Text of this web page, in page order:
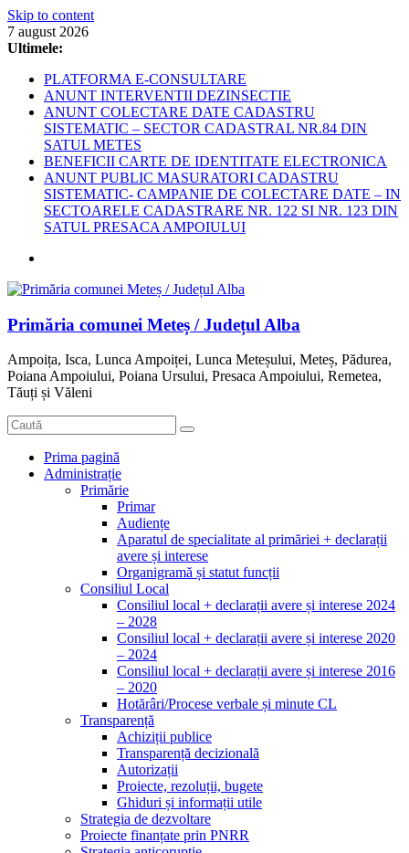
Skip to content
7 august 2026
Ultimele:
PLATFORMA E-CONSULTARE
ANUNT INTERVENTII DEZINSECTIE
ANUNT COLECTARE DATE CADASTRU
SISTEMATIC – SECTOR CADASTRAL NR.84 DIN
SATUL METES
BENEFICII CARTE DE IDENTITATE ELECTRONICA
ANUNT PUBLIC MASURATORI CADASTRU
SISTEMATIC- CAMPANIE DE COLECTARE DATE – IN
SECTOARELE CADASTRARE NR. 122 SI NR. 123 DIN
SATUL PRESACA AMPOIULUI
Primăria comunei Meteș / Județul Alba
Ampoița, Isca, Lunca Ampoiței, Lunca Meteșului, Meteș, Pădurea,
Poiana Ampoiului, Poiana Ursului, Presaca Ampoiului, Remetea,
Tăuți și Văleni
Prima pagină
Administrație
Primărie
Primar
Audiențe
Aparatul de specialitate al primăriei + declarații
avere și interese
Organigramă și statut funcții
Consiliul Local
Consiliul local + declarații avere și interese 2024
– 2028
Consiliul local + declarații avere și interese 2020
– 2024
Consiliul local + declarații avere și interese 2016
– 2020
Hotărâri/Procese verbale și minute CL
Transparență
Achiziții publice
Transparență decizională
Autorizații
Proiecte, rezoluții, bugete
Ghiduri și informații utile
Strategia de dezvoltare
Proiecte finanțate prin PNRR